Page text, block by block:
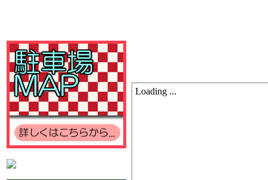
Loading ...